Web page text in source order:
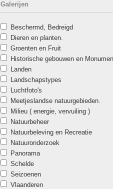
Galerijen
Beschermd, Bedreigd
Dieren en planten.
Groenten en Fruit
Historische gebouwen en
Landen
Landschapstypes
Luchtfoto's
Meetjeslandse natuurgebieden.
Milieu ( energie, vervuiling )
Natuurbeheer
Natuurbeleving en Recreatie
Natuuronderzoek
Panorama
Schelde
Seizoenen
Vlaanderen